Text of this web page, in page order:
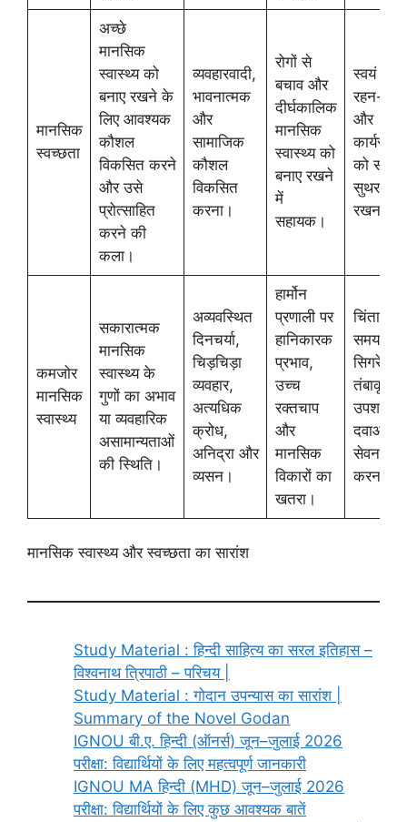
मानसिक
स्वच्छता
अच्छे
मानसिक
स्वास्थ्य को
बनाए रखने के
लिए आवश्यक
कौशल
विकसित करने
और उसे
प्रोत्साहित
करने की
कला।
व्यवहारवादी,
भावनात्मक
और
सामाजिक
कौशल
विकसित
करना।
रोगों से
बचाव और
दीर्घकालिक
मानसिक
स्वास्थ्य को
बनाए रखने
में
सहायक।
स्वयं के
रहन-
और
कार्यस्थल
को साफ़-
सुथरा
रखना।
कमजोर
मानसिक
स्वास्थ्य
सकारात्मक
मानसिक
स्वास्थ्य के
गुणों का अभाव
या व्यवहारिक
असामान्यताओं
की स्थिति।
अव्यवस्थित
दिनचर्या,
चिड़चिड़ा
व्यवहार,
अत्यधिक
क्रोध,
अनिद्रा और
व्यसन।
हार्मोन
प्रणाली पर
हानिकारक
प्रभाव,
उच्च
रक्तचाप
और
मानसिक
विकारों का
खतरा।
चिंता के
समय
सिगरेट,
तंबाकू या
उपशामक
दवाओं का
सेवन
करना।
मानसिक स्वास्थ्य और स्वच्छता का सारांश
Study Material : हिन्दी साहित्य का सरल इतिहास –
विश्वनाथ त्रिपाठी – परिचय |
Study Material : गोदान उपन्यास का सारांश |
Summary of the Novel Godan
IGNOU बी.ए. हिन्दी (ऑनर्स) जून–जुलाई 2026
परीक्षा: विद्यार्थियों के लिए महत्वपूर्ण जानकारी
IGNOU MA हिन्दी (MHD) जून–जुलाई 2026
परीक्षा: विद्यार्थियों के लिए कुछ आवश्यक बातें